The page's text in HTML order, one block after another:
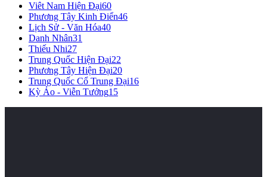
Viêt Nam Hiện Đại60
Phương Tây Kinh Điển46
Lịch Sử - Văn Hóa40
Danh Nhân31
Thiếu Nhi27
Trung Quốc Hiện Đại22
Phương Tây Hiện Đại20
Trung Quốc Cổ Trung Đại16
Kỳ Ảo - Viễn Tưởng15